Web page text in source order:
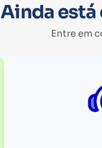
Ainda está
Entre em